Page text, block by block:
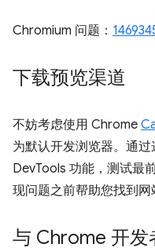
Chromium 问题：
下载预览渠道
不妨考虑使用 Chrome
为默认开发浏览器。通
DevTools 功能，测试最
现问题之前帮助您找到网
与 Chrome 开